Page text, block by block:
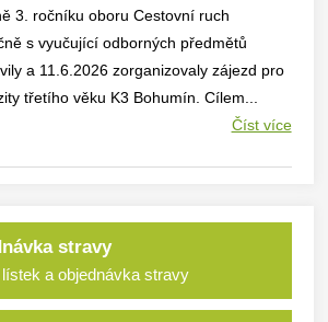
3. ročníku oboru Cestovní ruch
s vyučující odborných předmětů
a 11.6.2026 zorganizovaly zájezd pro
třetího věku K3 Bohumín. Cílem...
Číst více
stravy
a objednávka stravy